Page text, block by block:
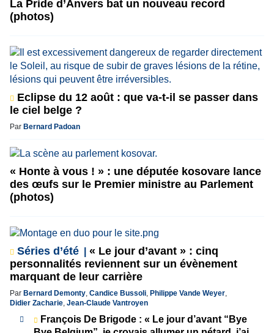
La Pride d’Anvers bat un nouveau record
(photos)
Eclipse du 12 août : que va-t-il se passer dans
le ciel belge ?
Par Bernard Padoan
« Honte à vous ! » : une députée kosovare lance
des œufs sur le Premier ministre au Parlement
(photos)
Séries d’été
« Le jour d’avant » : cinq
personnalités reviennent sur un évènement
marquant de leur carrière
Par Bernard Demonty, Candice Bussoli, Philippe Vande Weyer,
Didier Zacharie, Jean-Claude Vantroyen
François De Brigode : « Le jour d’avant “Bye